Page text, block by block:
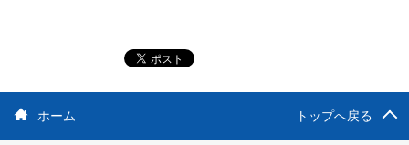
ホーム トップへ戻る